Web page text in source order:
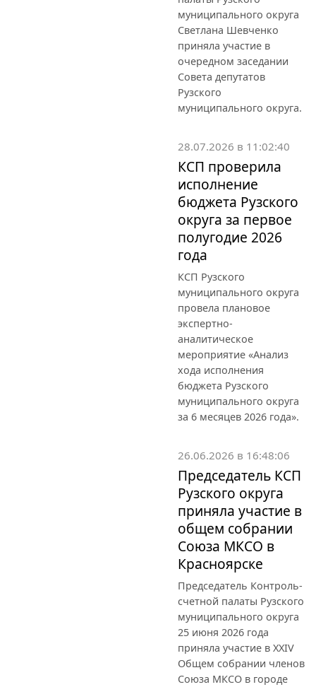
муниципального округа
Светлана Шевченко
приняла участие в
очередном заседании
Совета депутатов
Рузского
муниципального округа.
28.07.2026 в 11:02:40
КСП проверила
исполнение
бюджета Рузского
округа за первое
полугодие 2026
года
КСП Рузского
муниципального округа
провела плановое
экспертно-
аналитическое
мероприятие «Анализ
хода исполнения
бюджета Рузского
муниципального округа
за 6 месяцев 2026 года».
26.06.2026 в 16:48:06
Председатель КСП
Рузского округа
приняла участие в
общем собрании
Союза МКСО в
Красноярске
Председатель Контроль-
счетной палаты Рузского
муниципального округа
25 июня 2026 года
приняла участие в XXIV
Общем собрании членов
Союза МКСО в городе